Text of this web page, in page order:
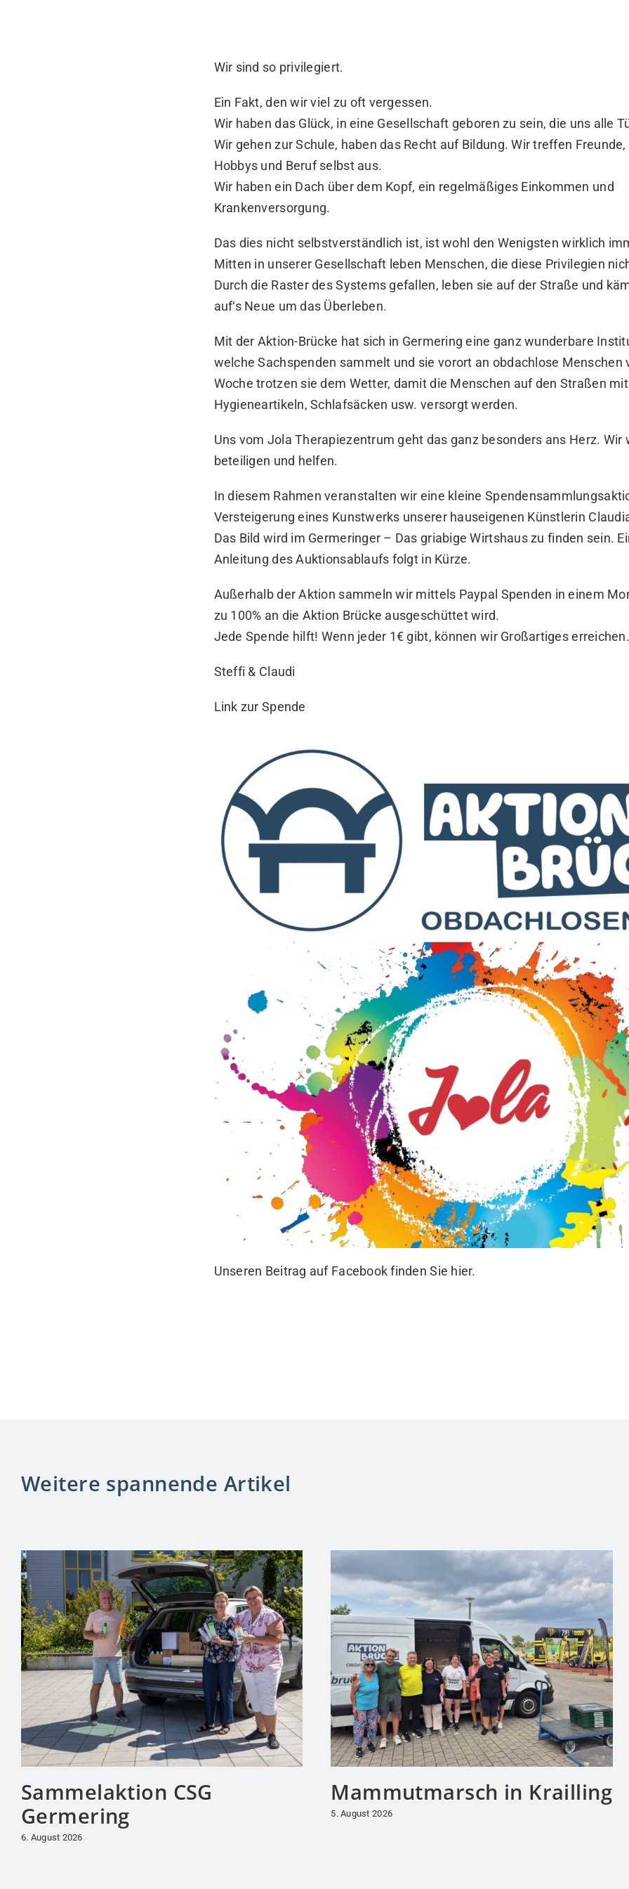
Wir sind so privilegiert.
Ein Fakt, den wir viel zu oft vergessen.
Wir haben das Glück, in eine Gesellschaft geboren zu sein, die uns alle
Wir gehen zur Schule, haben das Recht auf Bildung. Wir treffen
Hobbys und Beruf selbst aus.
Wir haben ein Dach über dem Kopf, ein regelmäßiges Einkommen und
Krankenversorgung.
Das dies nicht selbstverständlich ist, ist wohl den Wenigsten wirklich
Mitten in unserer Gesellschaft leben Menschen, die diese Privilegien
Durch die Raster des Systems gefallen, leben sie auf der Straße und
auf‘s Neue um das Überleben.
Mit der Aktion-Brücke hat sich in Germering eine ganz wunderbare
welche Sachspenden sammelt und sie vorort an obdachlose Menschen
Woche trotzen sie dem Wetter, damit die Menschen auf den Straßen
Hygieneartikeln, Schlafsäcken usw. versorgt werden.
Uns vom Jola Therapiezentrum geht das ganz besonders ans Herz. Wir
beteiligen und helfen.
In diesem Rahmen veranstalten wir eine kleine
Versteigerung eines Kunstwerks unserer hauseigenen Künstlerin
Das Bild wird im Germeringer – Das griabige Wirtshauszu finden sein.
Anleitung des Auktionsablaufs folgt in Kürze.
Außerhalb der Aktion sammeln wir mittels Paypal Spenden in einem
zu 100% an die Aktion Brücke ausgeschüttet wird.
Jede Spende hilft! Wenn jeder 1€ gibt, können wir Großartiges
Steffi & Claudi
Link zur Spende
Unseren Beitrag auf Facebook finden Sie hier.
Weitere spannende Artikel
Sammelaktion CSG
Germering
6. August 2026
Mammutmarsch in Krailling
5. August 2026